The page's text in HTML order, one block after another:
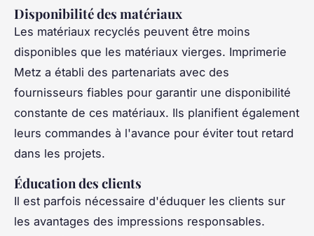
Disponibilité des matériaux
Les matériaux recyclés peuvent être moins
disponibles que les matériaux vierges. Imprimerie
Metz a établi des partenariats avec des
fournisseurs fiables pour garantir une disponibilité
constante de ces matériaux. Ils planifient également
leurs commandes à l'avance pour éviter tout retard
dans les projets.
Éducation des clients
Il est parfois nécessaire d'éduquer les clients sur
les avantages des impressions responsables.